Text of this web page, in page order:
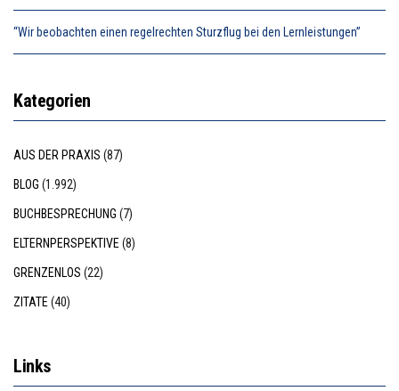
“Wir beobachten einen regelrechten Sturzflug bei den Lernleistungen”
Kategorien
AUS DER PRAXIS (87)
BLOG (1.992)
BUCHBESPRECHUNG (7)
ELTERNPERSPEKTIVE (8)
GRENZENLOS (22)
ZITATE (40)
Links